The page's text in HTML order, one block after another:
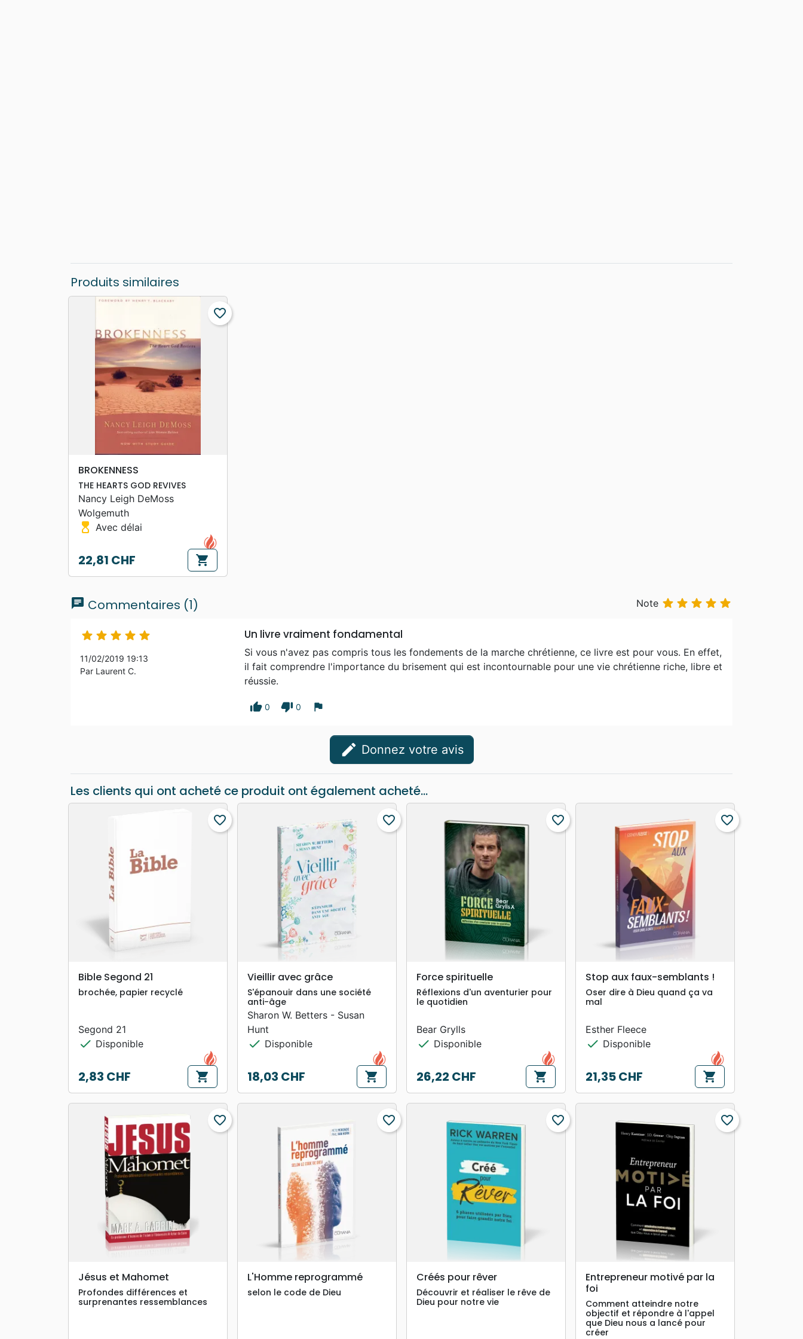
Produits similaires
searchAPERÇU RAPIDE
favorite_border
BROKENNESS
THE HEARTS GOD REVIVES
Nancy Leigh DeMoss
Wolgemuth
hourglass_top Avec délai
Prix
22,81 CHF shopping_cart
chat Commentaires (1) Note     
    
11/02/2019 19:13
Par Laurent C.
Un livre vraiment fondamental
Si vous n'avez pas compris tous les fondements de la marche chrétienne, ce livre est pour vous. En effet,
il fait comprendre l'importance du brisement qui est incontournable pour une vie chrétienne riche, libre et
réussie.
thumb_up 0 thumb_down 0 flag
edit Donnez votre avis
Les clients qui ont acheté ce produit ont également acheté...
search APERÇU RAPIDE
favorite_border
Bible Segond 21
brochée, papier recyclé
Segond 21
check Disponible
Prix
2,83 CHF shopping_cart
search APERÇU RAPIDE
favorite_border
Vieillir avec grâce
S'épanouir dans une société
anti-âge
Sharon W. Betters - Susan
Hunt
check Disponible
Prix
18,03 CHF shopping_cart
APERÇU RAPIDE
favorite_border
Force spirituelle
Réflexions d'un aventurier pour
le quotidien
Bear Grylls
check Disponible
Prix
26,22 CHF shopping_cart
APERÇU RAPIDE
favorite_border
Stop aux faux-semblants !
Oser dire à Dieu quand ça va
mal
Esther Fleece
check Disponible
Prix
21,35 CHF shopping_cart
APERÇU RAPIDE
favorite_border
Jésus et Mahomet
Profondes différences et
surprenantes ressemblances
APERÇU RAPIDE
favorite_border
L'Homme reprogrammé
selon le code de Dieu
APERÇU RAPIDE
favorite_border
Créés pour rêver
Découvrir et réaliser le rêve de
Dieu pour notre vie
APERÇU RAPIDE
favorite_border
Entrepreneur motivé par la
foi
Comment atteindre notre
objectif et répondre à l'appel
que Dieu nous a lancé pour
créer